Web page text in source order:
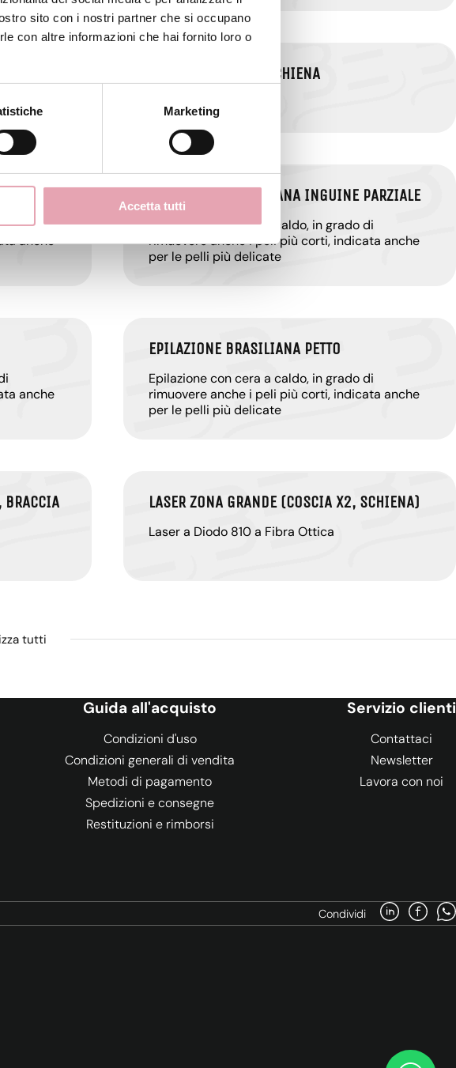
sito con i nostri partner che si occupano
con altre informazioni che hai fornito loro o
Marketing
Accetta tutti
EPILAZIONE UOMO SCHIENA
Epilazione enzimatica
anche
EPILAZIONE BRASILIANA INGUINE PARZIALE
Epilazione con cera a caldo, in grado di
rimuovere anche i peli più corti, indicata anche
per le pelli più delicate
anche
EPILAZIONE BRASILIANA PETTO
Epilazione con cera a caldo, in grado di
rimuovere anche i peli più corti, indicata anche
per le pelli più delicate
LASER ZONA GRANDE (COSCIA X2, SCHIENA)
Laser a Diodo 810 a Fibra Ottica
tutti
Guida all'acquisto
Condizioni d'uso
Condizioni generali di vendita
Metodi di pagamento
Spedizioni e consegne
Restituzioni e rimborsi
Servizio clienti
Contattaci
Newsletter
Lavora con noi
Condividi